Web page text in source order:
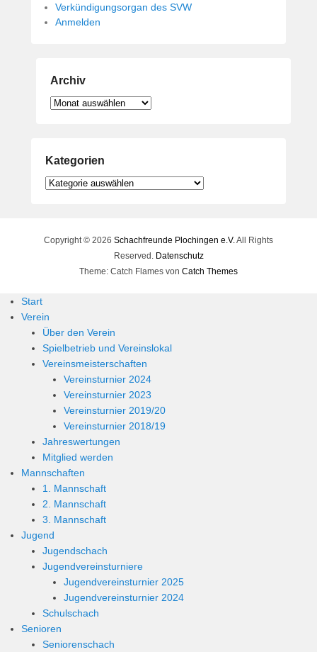
Verkündigungsorgan des SVW
Anmelden
Archiv
Archiv
Kategorien
Kategorien
Copyright © 2026 Schachfreunde Plochingen e.V. All Rights
Reserved. Datenschutz
Theme: Catch Flames von Catch Themes
Start
Verein
Über den Verein
Spielbetrieb und Vereinslokal
Vereinsmeisterschaften
Vereinsturnier 2024
Vereinsturnier 2023
Vereinsturnier 2019/20
Vereinsturnier 2018/19
Jahreswertungen
Mitglied werden
Mannschaften
1. Mannschaft
2. Mannschaft
3. Mannschaft
Jugend
Jugendschach
Jugendvereinsturniere
Jugendvereinsturnier 2025
Jugendvereinsturnier 2024
Schulschach
Senioren
Seniorenschach